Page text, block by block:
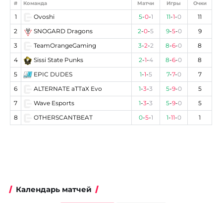
# Команда Матчи Игры Очки
1 Ovoshi 5-0-1 11-1-0
11
2
SNOGARD Dragons 2-0-5 9-5-0
9
3
TeamOrangeGaming 3-2-2 8-6-0
8
4
Sissi State Punks 2-1-4 8-6-0
8
5
EPIC DUDES 1-1-5 7-7-0
7
6
ALTERNATE aTTaX Evo 1-3-3 5-9-0
5
7
Wave Esports 1-3-3 5-9-0
5
8
OTHERSCANTBEAT 0-5-1 1-11-0 1
Календарь матчей